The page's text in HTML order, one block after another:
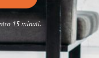
15 minuti.